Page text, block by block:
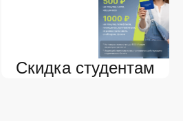
Скидка студентам